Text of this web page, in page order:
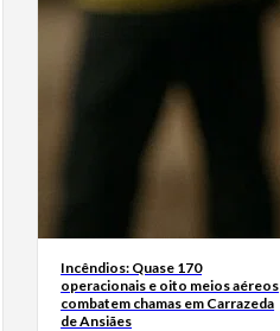
Incêndios: Quase 170
operacionais e oito meios aéreos
combatem chamas em Carrazeda
de Ansiães